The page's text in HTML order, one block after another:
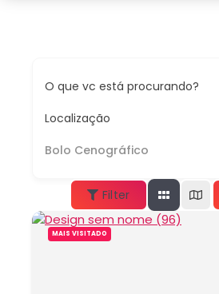
O que vc está procurando?
Localização
Bolo Cenográfico
Filter
MAIS VISITADO